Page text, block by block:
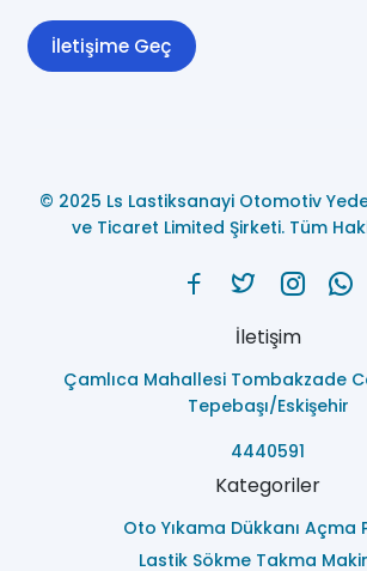
İletişime Geç
© 2025 Ls Lastiksanayi Otomotiv
ve Ticaret Limited Şirketi. Tüm
İletişim
Çamlıca Mahallesi Tombakzade
Tepebaşı/Eskişehir
4440591
Kategoriler
Oto Yıkama Dükkanı Açma
Lastik Sökme Takma